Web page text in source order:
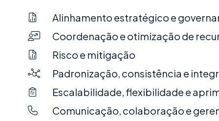
Alinhamento estratégico e
Coordenação e otimização de
Risco e mitigação
Padronização, consistência e
Escalabilidade, flexibilidade e
Comunicação, colaboração e